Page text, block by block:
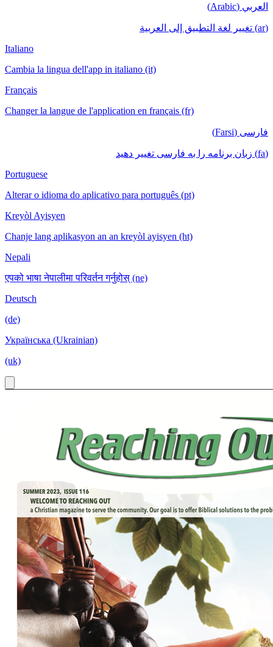
العربي (Arabic)
(ar) تغيير لغة التطبيق إلى العربية
Italiano
Cambia la lingua dell'app in italiano (it)
Français
Changer la langue de l'application en français (fr)
فارسی (Farsi)
(fa) زبان برنامه را به فارسی تغییر دهید
Portuguese
Alterar o idioma do aplicativo para português (pt)
Kreyòl Ayisyen
Chanje lang aplikasyon an an kreyòl ayisyen (ht)
Nepali
एपको भाषा नेपालीमा परिवर्तन गर्नुहोस् (ne)
Deutsch
(de)
Українська (Ukrainian)
(uk)